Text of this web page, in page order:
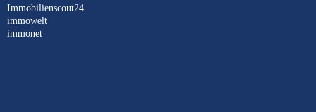
Immobilienscout24
immowelt
immonet